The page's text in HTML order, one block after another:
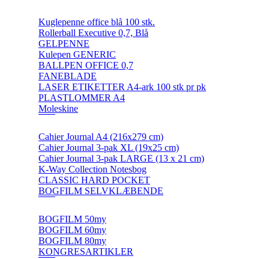
Kuglepenne office blå 100 stk.
Rollerball Executive 0,7, Blå
GELPENNE
Kulepen GENERIC
BALLPEN OFFICE 0,7
FANEBLADE
LASER ETIKETTER A4-ark 100 stk pr pk
PLASTLOMMER A4
Moleskine
Cahier Journal A4 (216x279 cm)
Cahier Journal 3-pak XL (19x25 cm)
Cahier Journal 3-pak LARGE (13 x 21 cm)
K-Way Collection Notesbog
CLASSIC HARD POCKET
BOGFILM SELVKLÆBENDE
BOGFILM 50my
BOGFILM 60my
BOGFILM 80my
KONGRESARTIKLER